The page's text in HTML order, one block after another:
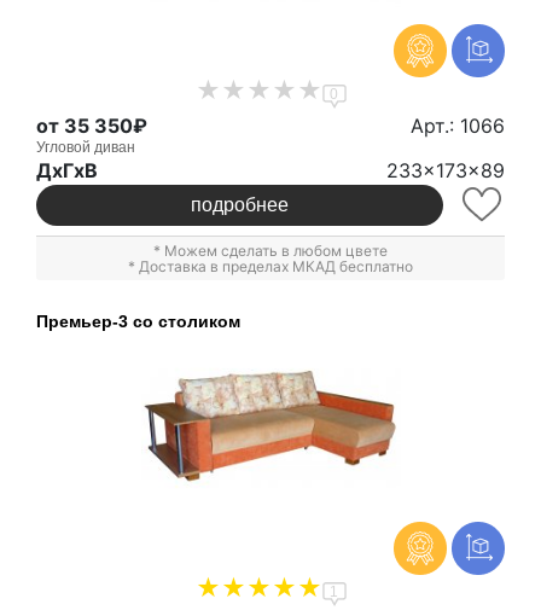
0
от 35 350₽ Арт.: 1066
Угловой диван
ДxГxВ 233x173x89
подробнее
* Можем сделать в любом цвете
* Доставка в пределах МКАД бесплатно
Премьер-3 со столиком
1